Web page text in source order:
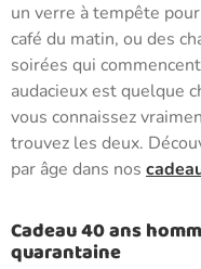
un verre à tempête
café du matin, ou des
soirées qui
audacieux est quelque
vous connaissez
trouvez les deux.
par âge dans nos
Cadeau 40 ans
quarantaine